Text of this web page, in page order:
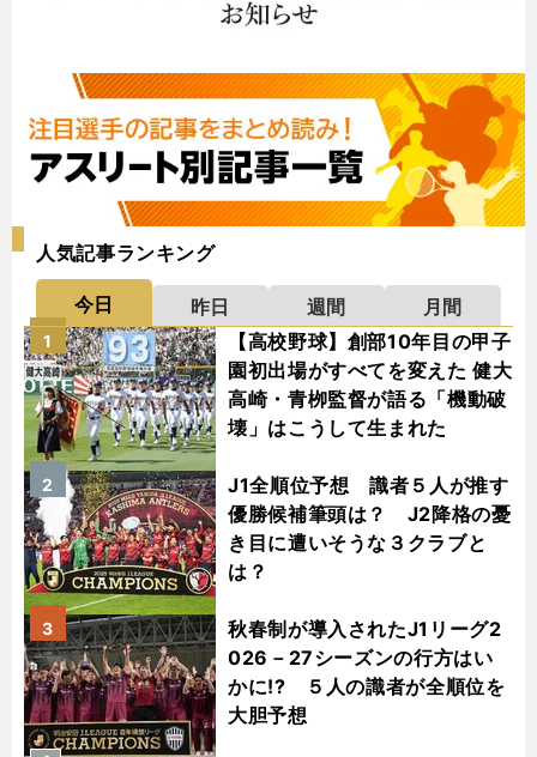
人気記事ランキング
今日 昨日 週間
月間
【高校野球】創部10年目の甲子
園初出場がすべてを変えた 健大
高崎・青栁監督が語る「機動破
壊」はこうして生まれた
1
J1全順位予想 識者５人が推す
優勝候補筆頭は？ J2降格の憂
き目に遭いそうな３クラブと
は？
2
秋春制が導入されたJ1リーグ2
026－27シーズンの行方はい
かに!? ５人の識者が全順位を
大胆予想
3